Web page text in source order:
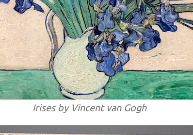
Irises by Vincent van Gogh